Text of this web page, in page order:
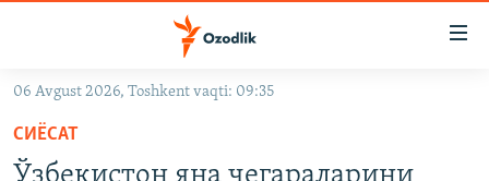
Асосий
навигацияга
OZODVIDEO
06 Avgust 2026, Toshkent vaqti: 09:35
СИЁСАТ